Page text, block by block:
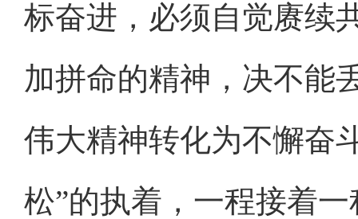
标奋进，必须自觉赓续
加拼命的精神，决不能
伟大精神转化为不懈奋
松”的执着，一程接着